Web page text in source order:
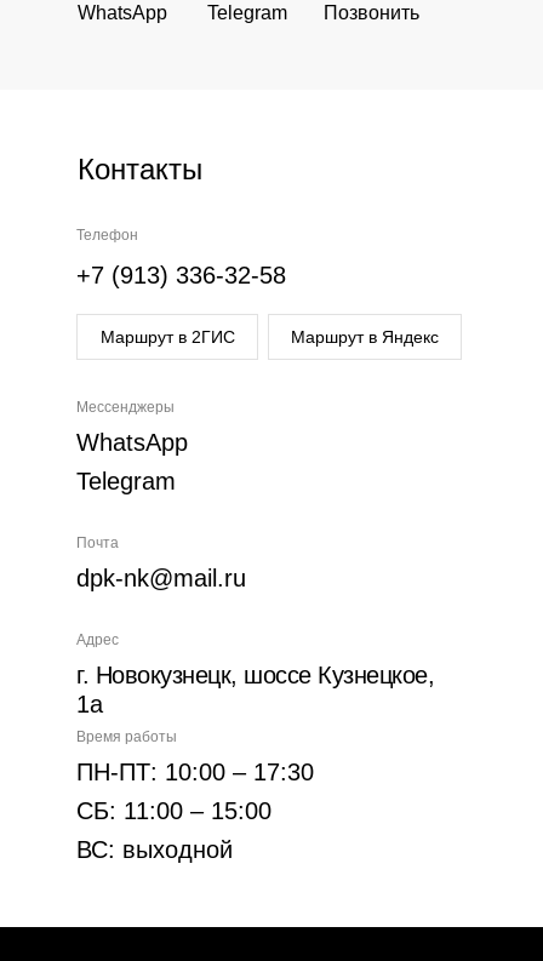
Позвонить
Telegram
WhatsApp
Контакты
Мессенджеры
WhatsApp
Telegram
Телефон
+7 (913) 336-32-58
Почта
dpk-nk@mail.ru
Время работы
ПН-ПТ: 10:00 – 17:30
СБ: 11:00 – 15:00
ВС: выходной
Адрес
г. Новокузнецк, шоссе Кузнецкое,
1а
Маршрут в 2ГИС Маршрут в Яндекс